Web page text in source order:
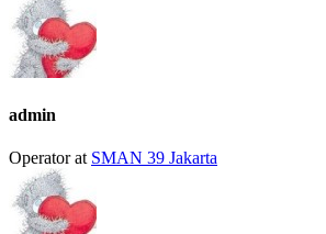
change
content
below.
admin
Operatorat SMAN 39 Jakarta